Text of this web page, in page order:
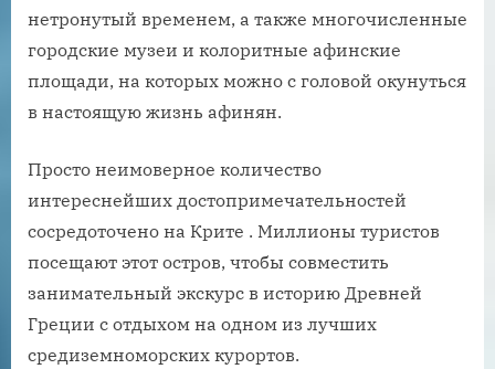
нетронутый временем, а также многочисленные
городские музеи и колоритные афинские
площади, на которых можно с головой окунуться
в настоящую жизнь афинян.
Просто неимоверное количество
интереснейших достопримечательностей
сосредоточено на Крите . Миллионы туристов
посещают этот остров, чтобы совместить
занимательный экскурс в историю Древней
Греции с отдыхом на одном из лучших
средиземноморских курортов.